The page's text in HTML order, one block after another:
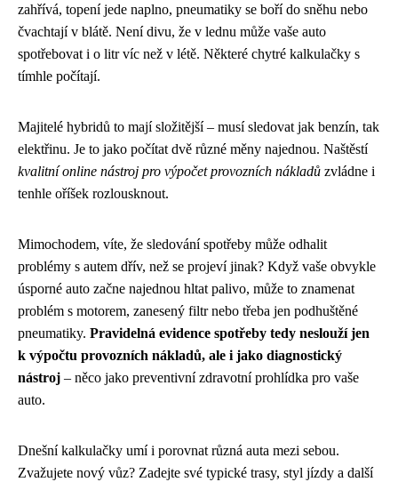
zahřívá, topení jede naplno, pneumatiky se boří do sněhu nebo
čvachtají v blátě. Není divu, že v lednu může vaše auto
spotřebovat i o litr víc než v létě. Některé chytré kalkulačky s
tímhle počítají.
Majitelé hybridů to mají složitější – musí sledovat jak benzín, tak
elektřinu. Je to jako počítat dvě různé měny najednou. Naštěstí
kvalitní online nástroj pro výpočet provozních nákladů zvládne i
tenhle oříšek rozlousknout.
Mimochodem, víte, že sledování spotřeby může odhalit
problémy s autem dřív, než se projeví jinak? Když vaše obvykle
úsporné auto začne najednou hltat palivo, může to znamenat
problém s motorem, zanesený filtr nebo třeba jen podhuštěné
pneumatiky. Pravidelná evidence spotřeby tedy neslouží jen
k výpočtu provozních nákladů, ale i jako diagnostický
nástroj – něco jako preventivní zdravotní prohlídka pro vaše
auto.
Dnešní kalkulačky umí i porovnat různá auta mezi sebou.
Zvažujete nový vůz? Zadejte své typické trasy, styl jízdy a další